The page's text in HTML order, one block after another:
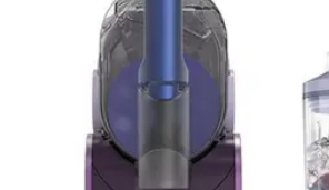
Cocktails Créatifs
Recettes de Cocktails
Techniques de Mixologie
Guide Équipement
Cocktails Créatifs